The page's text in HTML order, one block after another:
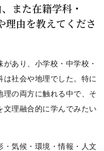
また在籍学科・
理由を教えてくださ
あり、小学校・中学校・
社会や地理でした。特に
の両方に触れる中で、そ
理融合的に学んでみたい
気候・環境・情報・人文